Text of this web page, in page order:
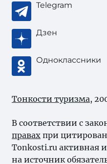
Telegram
Дзен
Одноклассники
Тонкости туризма,
В соответствии с
правах при
Tonkosti.ru активная
на источник